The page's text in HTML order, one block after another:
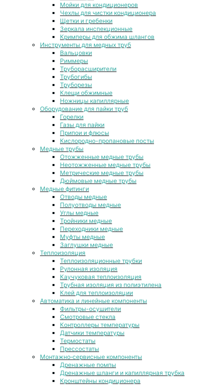
Мойки для кондиционеров
Чехлы для чистки кондиционера
Щетки и гребенки
Зеркала инспекционные
Кримперы для обжима шлангов
Инструменты для медных труб
Вальцовки
Риммеры
Труборасширители
Трубогибы
Труборезы
Клещи обжимные
Ножницы капиллярные
Оборудование для пайки труб
Горелки
Газы для пайки
Припои и флюсы
Кислородно-пропановые посты
Медные трубы
Отожженные медные трубы
Неотожженные медные трубы
Метрические медные трубы
Дюймовые медные трубы
Медные фитинги
Отводы медные
Полуотводы медные
Углы медные
Тройники медные
Переходники медные
Муфты медные
Заглушки медные
Теплоизоляция
Теплоизоляционные трубки
Рулонная изоляция
Каучуковая теплоизоляция
Трубная изоляция из полиэтилена
Клей для теплоизоляции
Автоматика и линейные компоненты
Фильтры-осушители
Смотровые стекла
Контроллеры температуры
Датчики температуры
Термостаты
Прессостаты
Монтажно‑сервисные компоненты
Дренажные помпы
Дренажные шланги и капиллярная трубка
Кронштейны кондиционера